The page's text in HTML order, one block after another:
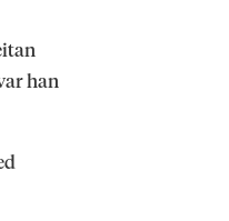
han